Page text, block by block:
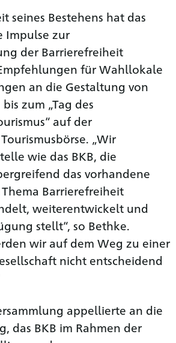
seines Bestehens hat das
Impulse zur
der Barrierefreiheit
für Wahllokale
an die Gestaltung von
zum „Tag des
auf der
„Wir
wie das BKB, die
das vorhandene
Barrierefreiheit
weiterentwickelt und
stellt“, so Bethke.
wir auf dem Weg zu einer
nicht entscheidend
appellierte an die
das BKB im Rahmen der